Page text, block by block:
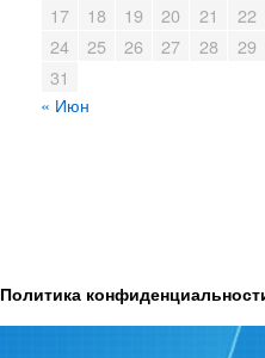
17
18 19 20 21
22
24
25 26 27 28
29
31
« Июн
Политика